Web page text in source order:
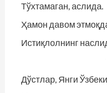
Тўхтамаган, аслида.
Ҳамон давом
Истиқлолнинг
Дўстлар, Янги